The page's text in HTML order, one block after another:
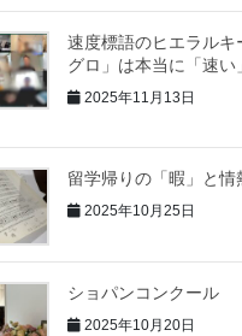
速度標語のヒエラルキ
グロ」は本当に「速い
2025年11月13日
留学帰りの「暇」と情
2025年10月25日
ショパンコンクール
2025年10月20日